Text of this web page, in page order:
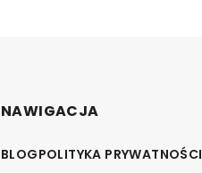
NAWIGACJA
BLOGPOLITYKA PRYWATNOŚCI